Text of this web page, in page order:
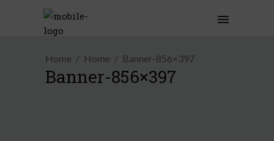
Home Home Banner-856×397
Banner-856×397